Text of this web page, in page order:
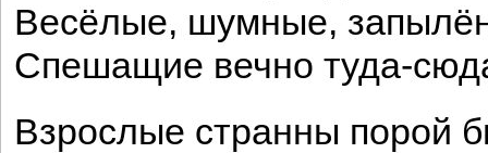
Весёлые, шумные,
Спешащие вечно туда-
Взрослые странны порой